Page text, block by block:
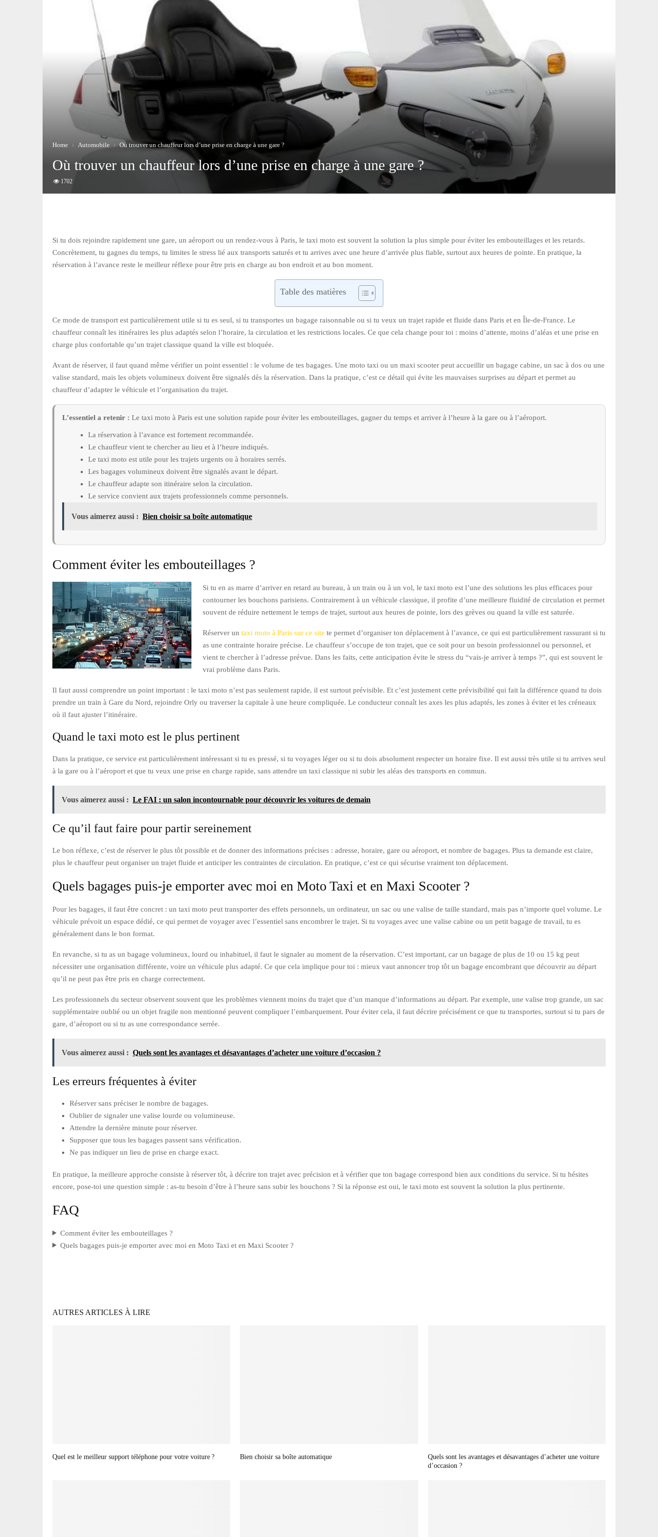
Home Automobile Où trouver un chauffeur lors d’une prise en charge à une gare ?
Où trouver un chauffeur lors d’une prise en charge à une gare ?
1702
Si tu dois rejoindre rapidement une gare, un aéroport ou un rendez-vous à Paris, le taxi moto est souvent la solution la plus simple pour éviter les embouteillages et les retards.
Concrètement, tu gagnes du temps, tu limites le stress lié aux transports saturés et tu arrives avec une heure d’arrivée plus fiable, surtout aux heures de pointe. En pratique, la
réservation à l’avance reste le meilleur réflexe pour être pris en charge au bon endroit et au bon moment.
Table des matières
Ce mode de transport est particulièrement utile si tu es seul, si tu transportes un bagage raisonnable ou si tu veux un trajet rapide et fluide dans Paris et en Île-de-France. Le
chauffeur connaît les itinéraires les plus adaptés selon l’horaire, la circulation et les restrictions locales. Ce que cela change pour toi : moins d’attente, moins d’aléas et une prise en
charge plus confortable qu’un trajet classique quand la ville est bloquée.
Avant de réserver, il faut quand même vérifier un point essentiel : le volume de tes bagages. Une moto taxi ou un maxi scooter peut accueillir un bagage cabine, un sac à dos ou une
valise standard, mais les objets volumineux doivent être signalés dès la réservation. Dans la pratique, c’est ce détail qui évite les mauvaises surprises au départ et permet au
chauffeur d’adapter le véhicule et l’organisation du trajet.
L’essentiel a retenir : Le taxi moto à Paris est une solution rapide pour éviter les embouteillages, gagner du temps et arriver à l’heure à la gare ou à l’aéroport.
La réservation à l’avance est fortement recommandée.
Le chauffeur vient te chercher au lieu et à l’heure indiqués.
Le taxi moto est utile pour les trajets urgents ou à horaires serrés.
Les bagages volumineux doivent être signalés avant le départ.
Le chauffeur adapte son itinéraire selon la circulation.
Le service convient aux trajets professionnels comme personnels.
Vous aimerez aussi : Bien choisir sa boîte automatique
Comment éviter les embouteillages ?
Si tu en as marre d’arriver en retard au bureau, à un train ou à un vol, le taxi moto est l’une des solutions les plus efficaces pour
contourner les bouchons parisiens. Contrairement à un véhicule classique, il profite d’une meilleure fluidité de circulation et permet
souvent de réduire nettement le temps de trajet, surtout aux heures de pointe, lors des grèves ou quand la ville est saturée.
Réserver un taxi moto à Paris sur ce site te permet d’organiser ton déplacement à l’avance, ce qui est particulièrement rassurant si tu
as une contrainte horaire précise. Le chauffeur s’occupe de ton trajet, que ce soit pour un besoin professionnel ou personnel, et
vient te chercher à l’adresse prévue. Dans les faits, cette anticipation évite le stress du “vais-je arriver à temps ?”, qui est souvent le
vrai problème dans Paris.
Il faut aussi comprendre un point important : le taxi moto n’est pas seulement rapide, il est surtout prévisible. Et c’est justement cette prévisibilité qui fait la différence quand tu dois
prendre un train à Gare du Nord, rejoindre Orly ou traverser la capitale à une heure compliquée. Le conducteur connaît les axes les plus adaptés, les zones à éviter et les créneaux
où il faut ajuster l’itinéraire.
Quand le taxi moto est le plus pertinent
Dans la pratique, ce service est particulièrement intéressant si tu es pressé, si tu voyages léger ou si tu dois absolument respecter un horaire fixe. Il est aussi très utile si tu arrives seul
à la gare ou à l’aéroport et que tu veux une prise en charge rapide, sans attendre un taxi classique ni subir les aléas des transports en commun.
Vous aimerez aussi : Le FAI : un salon incontournable pour découvrir les voitures de demain
Ce qu’il faut faire pour partir sereinement
Le bon réflexe, c’est de réserver le plus tôt possible et de donner des informations précises : adresse, horaire, gare ou aéroport, et nombre de bagages. Plus ta demande est claire,
plus le chauffeur peut organiser un trajet fluide et anticiper les contraintes de circulation. En pratique, c’est ce qui sécurise vraiment ton déplacement.
Quels bagages puis-je emporter avec moi en Moto Taxi et en Maxi Scooter ?
Pour les bagages, il faut être concret : un taxi moto peut transporter des effets personnels, un ordinateur, un sac ou une valise de taille standard, mais pas n’importe quel volume. Le
véhicule prévoit un espace dédié, ce qui permet de voyager avec l’essentiel sans encombrer le trajet. Si tu voyages avec une valise cabine ou un petit bagage de travail, tu es
généralement dans le bon format.
En revanche, si tu as un bagage volumineux, lourd ou inhabituel, il faut le signaler au moment de la réservation. C’est important, car un bagage de plus de 10 ou 15 kg peut
nécessiter une organisation différente, voire un véhicule plus adapté. Ce que cela implique pour toi : mieux vaut annoncer trop tôt un bagage encombrant que découvrir au départ
qu’il ne peut pas être pris en charge correctement.
Les professionnels du secteur observent souvent que les problèmes viennent moins du trajet que d’un manque d’informations au départ. Par exemple, une valise trop grande, un sac
supplémentaire oublié ou un objet fragile non mentionné peuvent compliquer l’embarquement. Pour éviter cela, il faut décrire précisément ce que tu transportes, surtout si tu pars de
gare, d’aéroport ou si tu as une correspondance serrée.
Vous aimerez aussi : Quels sont les avantages et désavantages d’acheter une voiture d’occasion ?
Les erreurs fréquentes à éviter
Réserver sans préciser le nombre de bagages.
Oublier de signaler une valise lourde ou volumineuse.
Attendre la dernière minute pour réserver.
Supposer que tous les bagages passent sans vérification.
Ne pas indiquer un lieu de prise en charge exact.
En pratique, la meilleure approche consiste à réserver tôt, à décrire ton trajet avec précision et à vérifier que ton bagage correspond bien aux conditions du service. Si tu hésites
encore, pose-toi une question simple : as-tu besoin d’être à l’heure sans subir les bouchons ? Si la réponse est oui, le taxi moto est souvent la solution la plus pertinente.
FAQ
Comment éviter les embouteillages ?
Quels bagages puis-je emporter avec moi en Moto Taxi et en Maxi Scooter ?
AUTRES ARTICLES À LIRE
Quel est le meilleur support téléphone pour votre voiture ? Bien choisir sa boîte automatique
Quels sont les avantages et désavantages d’acheter une voiture
d’occasion ?